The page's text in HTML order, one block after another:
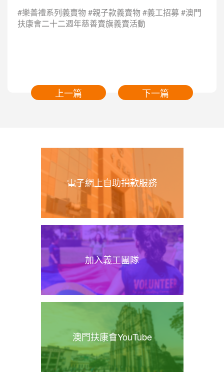
#樂善禮系列義賣物 #親子款義賣物 #義工招募 #澳門
扶康會二十二週年慈善賣旗義賣活動
上一篇 下一篇
電子網上自助捐款服務
加入義工團隊
澳門扶康會YouTube